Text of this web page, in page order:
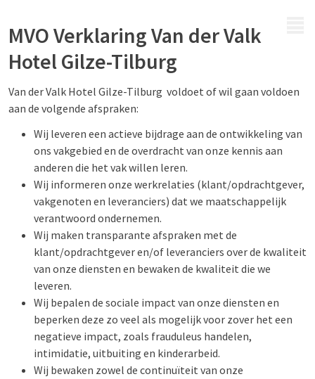
MVO Verklaring Van der Valk
Hotel Gilze-Tilburg
Van der Valk Hotel Gilze-Tilburg voldoet of wil gaan voldoen
aan de volgende afspraken:
Wij leveren een actieve bijdrage aan de ontwikkeling van
ons vakgebied en de overdracht van onze kennis aan
anderen die het vak willen leren.
Wij informeren onze werkrelaties (klant/opdrachtgever,
vakgenoten en leveranciers) dat we maatschappelijk
verantwoord ondernemen.
Wij maken transparante afspraken met de
klant/opdrachtgever en/of leveranciers over de kwaliteit
van onze diensten en bewaken de kwaliteit die we
leveren.
Wij bepalen de sociale impact van onze diensten en
beperken deze zo veel als mogelijk voor zover het een
negatieve impact, zoals frauduleus handelen,
intimidatie, uitbuiting en kinderarbeid.
Wij bewaken zowel de continuïteit van onze